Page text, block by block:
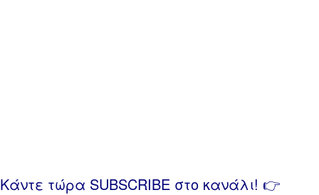
Κάντε τώρα SUBSCRIBE στο κανάλι! 👉